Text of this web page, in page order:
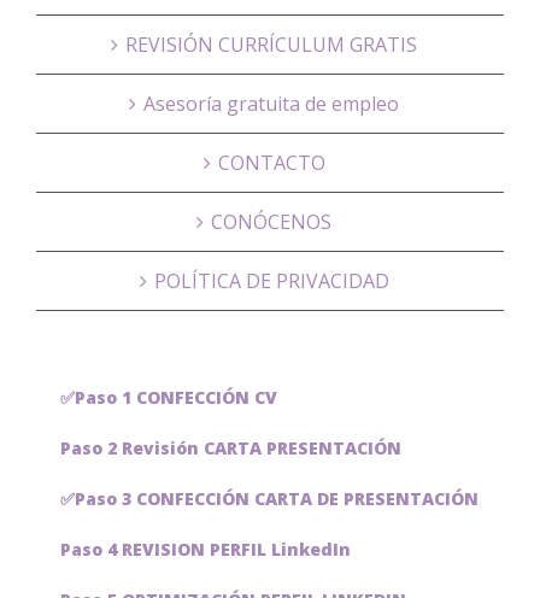
REVISIÓN CURRÍCULUM GRATIS
Asesoría gratuita de empleo
CONTACTO
CONÓCENOS
POLÍTICA DE PRIVACIDAD
✅Paso 1 CONFECCIÓN CV
Paso 2 Revisión CARTA PRESENTACIÓN
✅Paso 3 CONFECCIÓN CARTA DE PRESENTACIÓN
Paso 4 REVISION PERFIL LinkedIn